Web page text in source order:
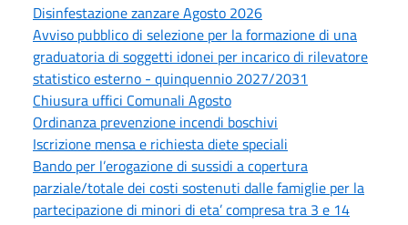
Disinfestazione zanzare Agosto 2026
Avviso pubblico di selezione per la formazione di una
graduatoria di soggetti idonei per incarico di rilevatore
statistico esterno - quinquennio 2027/2031
Chiusura uffici Comunali Agosto
Ordinanza prevenzione incendi boschivi
Iscrizione mensa e richiesta diete speciali
Bando per l’erogazione di sussidi a copertura
parziale/totale dei costi sostenuti dalle famiglie per la
partecipazione di minori di eta’ compresa tra 3 e 14